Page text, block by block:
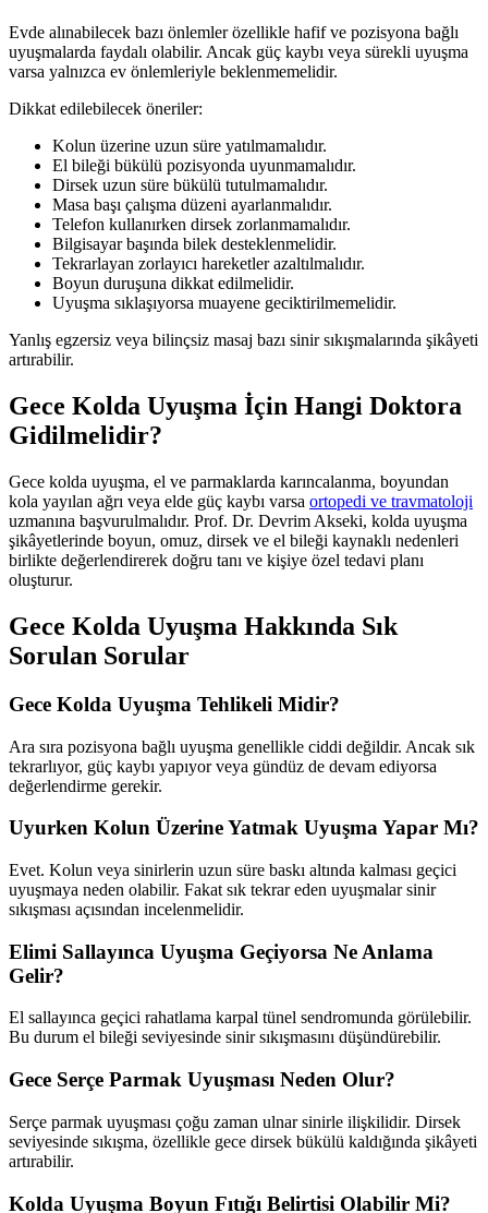
Evde alınabilecek bazı önlemler özellikle hafif ve pozisyona bağlı
uyuşmalarda faydalı olabilir. Ancak güç kaybı veya sürekli uyuşma
varsa yalnızca ev önlemleriyle beklenmemelidir.
Dikkat edilebilecek öneriler:
Kolun üzerine uzun süre yatılmamalıdır.
El bileği bükülü pozisyonda uyunmamalıdır.
Dirsek uzun süre bükülü tutulmamalıdır.
Masa başı çalışma düzeni ayarlanmalıdır.
Telefon kullanırken dirsek zorlanmamalıdır.
Bilgisayar başında bilek desteklenmelidir.
Tekrarlayan zorlayıcı hareketler azaltılmalıdır.
Boyun duruşuna dikkat edilmelidir.
Uyuşma sıklaşıyorsa muayene geciktirilmemelidir.
Yanlış egzersiz veya bilinçsiz masaj bazı sinir sıkışmalarında şikâyeti
artırabilir.
Gece Kolda Uyuşma İçin Hangi Doktora
Gidilmelidir?
Gece kolda uyuşma, el ve parmaklarda karıncalanma, boyundan
kola yayılan ağrı veya elde güç kaybı varsa ortopedi ve travmatoloji
uzmanına başvurulmalıdır. Prof. Dr. Devrim Akseki, kolda uyuşma
şikâyetlerinde boyun, omuz, dirsek ve el bileği kaynaklı nedenleri
birlikte değerlendirerek doğru tanı ve kişiye özel tedavi planı
oluşturur.
Gece Kolda Uyuşma Hakkında Sık
Sorulan Sorular
Gece Kolda Uyuşma Tehlikeli Midir?
Ara sıra pozisyona bağlı uyuşma genellikle ciddi değildir. Ancak sık
tekrarlıyor, güç kaybı yapıyor veya gündüz de devam ediyorsa
değerlendirme gerekir.
Uyurken Kolun Üzerine Yatmak Uyuşma Yapar Mı?
Evet. Kolun veya sinirlerin uzun süre baskı altında kalması geçici
uyuşmaya neden olabilir. Fakat sık tekrar eden uyuşmalar sinir
sıkışması açısından incelenmelidir.
Elimi Sallayınca Uyuşma Geçiyorsa Ne Anlama
Gelir?
El sallayınca geçici rahatlama karpal tünel sendromunda görülebilir.
Bu durum el bileği seviyesinde sinir sıkışmasını düşündürebilir.
Gece Serçe Parmak Uyuşması Neden Olur?
Serçe parmak uyuşması çoğu zaman ulnar sinirle ilişkilidir. Dirsek
seviyesinde sıkışma, özellikle gece dirsek bükülü kaldığında şikâyeti
artırabilir.
Kolda Uyuşma Boyun Fıtığı Belirtisi Olabilir Mi?